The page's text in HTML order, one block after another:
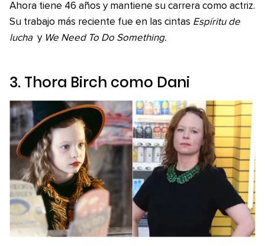
Ahora tiene 46 años y mantiene su carrera como actriz.
Su trabajo más reciente fue en las cintas Espíritu de
lucha yWe Need To Do Something.
3. Thora Birch como Dani